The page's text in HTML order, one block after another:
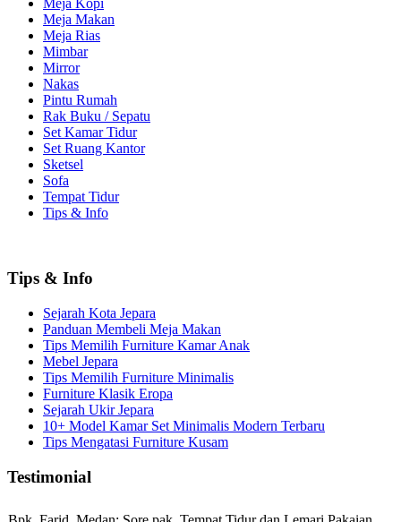
Meja Kopi
Meja Makan
Meja Rias
Mimbar
Mirror
Nakas
Pintu Rumah
Rak Buku / Sepatu
Set Kamar Tidur
Set Ruang Kantor
Sketsel
Sofa
Tempat Tidur
Tips & Info
Tips & Info
Sejarah Kota Jepara
Panduan Membeli Meja Makan
Tips Memilih Furniture Kamar Anak
Mebel Jepara
Tips Memilih Furniture Minimalis
Furniture Klasik Eropa
Sejarah Ukir Jepara
10+ Model Kamar Set Minimalis Modern Terbaru
Tips Mengatasi Furniture Kusam
Testimonial